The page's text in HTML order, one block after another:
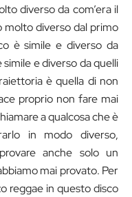
diverso da com’era il
molto diverso dal primo
è simile e diverso da
e diverso da quelli
è quella di non
proprio non fare mai
a qualcosa che è
in modo diverso,
anche solo un
mai provato. Per
reggae in questo disco